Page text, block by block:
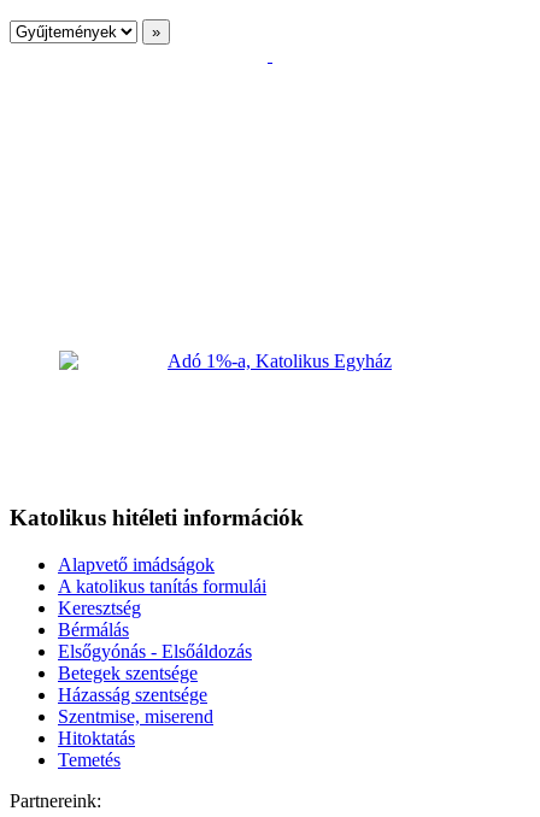
Katolikus hitéleti információk
Alapvető imádságok
A katolikus tanítás formulái
Keresztség
Bérmálás
Elsőgyónás - Elsőáldozás
Betegek szentsége
Házasság szentsége
Szentmise, miserend
Hitoktatás
Temetés
Partnereink: